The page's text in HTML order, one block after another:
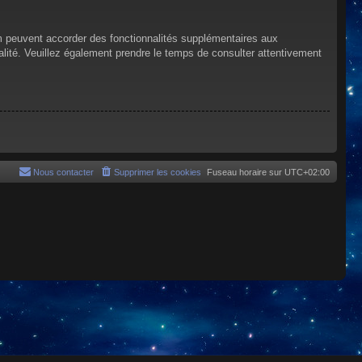
accorder des fonctionnalités supplémentaires aux
Veuillez également prendre le temps de consulter attentivement
Fuseau horaire sur UTC+02:00
Supprimer les cookies
Nous contacter